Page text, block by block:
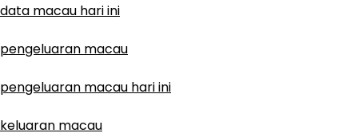
data macau hari ini
pengeluaran macau
pengeluaran macau hari ini
keluaran macau